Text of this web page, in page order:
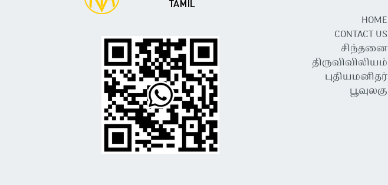
HOME
CONTACT US
சிந்தனை
திருவிவிலியம்
புதியமனிதர்
பூவுலகு